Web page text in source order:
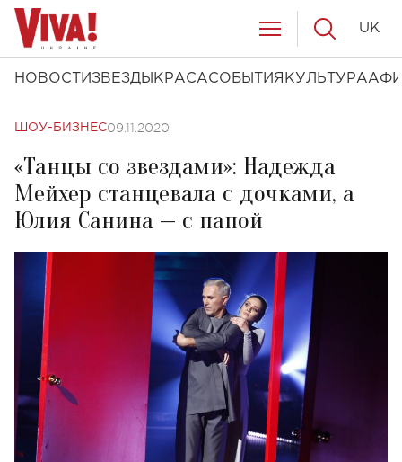
НОВОСТИ ЗВЕЗДЫ КРАСАСОБЫТИЯ КУЛЬТУРА
UK
ШОУ-БИЗНЕС09.11.2020
«Танцы со звездами»: Надежда
Мейхер станцевала с дочками, а
Юлия Санина — с папой